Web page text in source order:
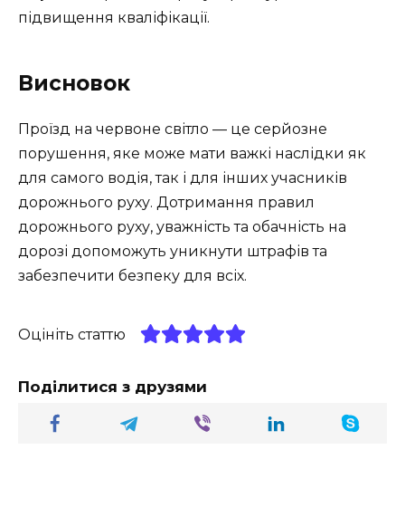
підвищення кваліфікації.
Висновок
Проїзд на червоне світло — це серйозне
порушення, яке може мати важкі наслідки як
для самого водія, так і для інших учасників
дорожнього руху. Дотримання правил
дорожнього руху, уважність та обачність на
дорозі допоможуть уникнути штрафів та
забезпечити безпеку для всіх.
Оцініть статтю
Поділитися з друзями